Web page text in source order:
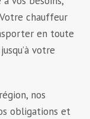
chauffeur
en toute
votre
nos
obligations et